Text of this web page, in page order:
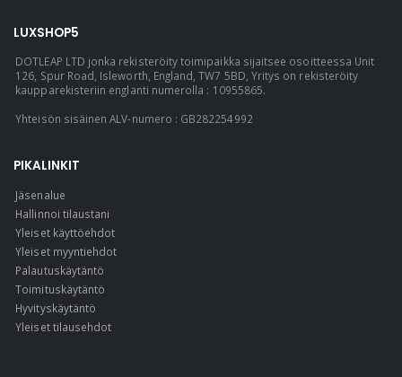
LUXSHOP5
DOTLEAP LTD jonka rekisteröity toimipaikka sijaitsee osoitteessa Unit
126, Spur Road, Isleworth, England, TW7 5BD, Yritys on rekisteröity
kaupparekisteriin englanti numerolla : 10955865.
Yhteisön sisäinen ALV-numero : GB282254992
PIKALINKIT
Jäsenalue
Hallinnoi tilaustani
Yleiset käyttöehdot
Yleiset myyntiehdot
Palautuskäytäntö
Toimituskäytäntö
Hyvityskäytäntö
Yleiset tilausehdot